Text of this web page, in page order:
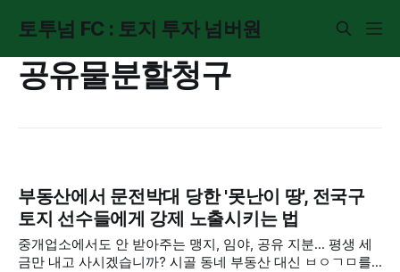
토투넘 FC : 토지 투자 넘버원
공유물분할청구
부동산에서 문전박대 당한 '못난이 땅', 전국구
토지 선수들에게 강제 노출시키는 법
중개업소에서도 안 받아주는 맹지, 임야, 공유 지분... 평생 세
금만 내고 사시겠습니까? 시골 동네 부동산 대신 ㅂㅇㄱㅁ를